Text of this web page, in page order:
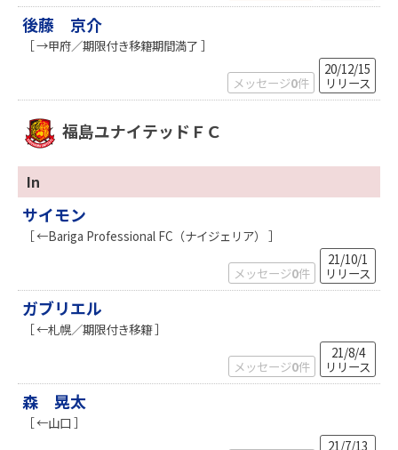
後藤 京介
［ →甲府／期限付き移籍期間満了 ］
メッセージ0件
20/12/15
リリース
福島ユナイテッドＦＣ
In
サイモン
［ ←Bariga Professional FC（ナイジェリア） ］
メッセージ0件
21/10/1
リリース
ガブリエル
［ ←札幌／期限付き移籍 ］
メッセージ0件
21/8/4
リリース
森 晃太
［ ←山口 ］
21/7/13